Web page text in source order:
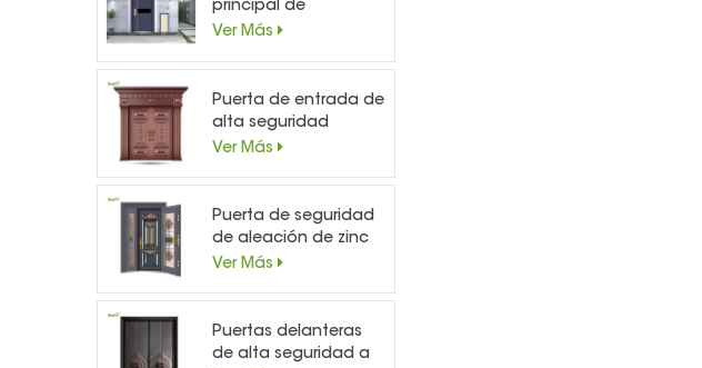
principal de
seguridad de acero
alta calidad
Ver Más
Puerta de entrada de
alta seguridad
personalizada de
Ver Más
Puerta de seguridad
de aleación de zinc
de vidrio a prueba de
Ver Más
Puertas delanteras
de alta seguridad a